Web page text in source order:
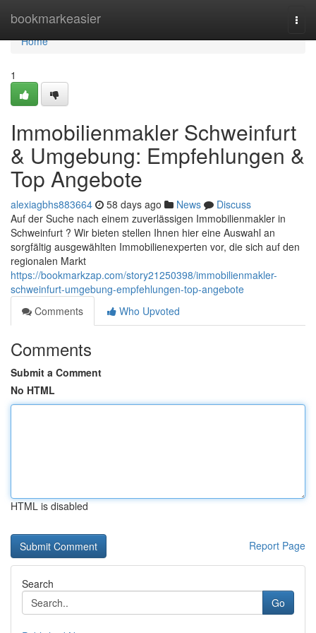
bookmarkeasier
Home
Home
1
Immobilienmakler Schweinfurt
& Umgebung: Empfehlungen &
Top Angebote
alexiagbhs883664 58 days ago News
Discuss
Auf der Suche nach einem zuverlässigen Immobilienmakler in
Schweinfurt ? Wir bieten stellen Ihnen hier eine Auswahl an
sorgfältig ausgewählten Immobilienexperten vor, die sich auf den
regionalen Markt
https://bookmarkzap.com/story21250398/immobilienmakler-
schweinfurt-umgebung-empfehlungen-top-angebote
Comments
Who Upvoted
Comments
Submit a Comment
No HTML
HTML is disabled
Report Page
Search
Go